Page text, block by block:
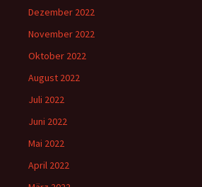
Dezember 2022
November 2022
Oktober 2022
August 2022
Juli 2022
Juni 2022
Mai 2022
April 2022